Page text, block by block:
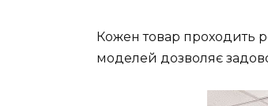
Кожен товар проходить
моделей дозволяє